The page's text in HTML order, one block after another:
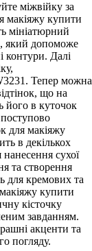
міжвійку за
макіяжу купити
мініатюрний
який допоможе
контури. Далі
Тепер можна
що на
його в куточок
для макіяжу
в декількох
сухої
та створення
для кремових та
купити
кісточку
завданням.
акценти та
погляду.